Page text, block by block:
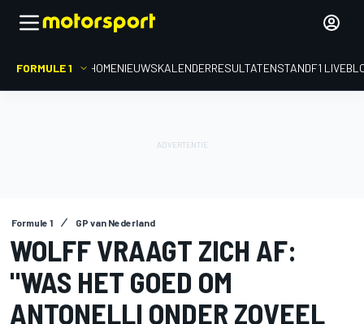
FORMULE 1 HOMENIEUWSKALENDERRESULTATENSTANDF1
Formule 1 GP van Nederland
WOLFF VRAAGT ZICH AF:
"WAS HET GOED OM
ANTONELLI ONDER ZOVEEL